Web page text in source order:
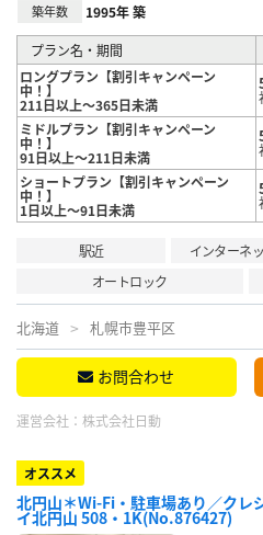
築年数 1995年 築
プラン名・期間
ロングプラン【割引キャンペーン
中！】
211日以上～365日未満
ミドルプラン【割引キャンペーン
中！】
91日以上～211日未満
ショートプラン【割引キャンペーン
中！】
1日以上～91日未満
駅近 インターネ
オートロック
北海道 札幌市豊平区
お問合わせ
運営会社： 株式会社日動
オススメ
北円山＊Wi-Fi・駐車場あり／ク
イ北円山 508・1K(No.876427)